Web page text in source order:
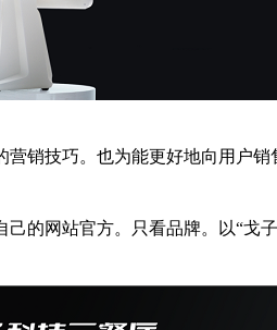
销技巧。也为能更好地向用户
的网站官方。只看品牌。以“戈